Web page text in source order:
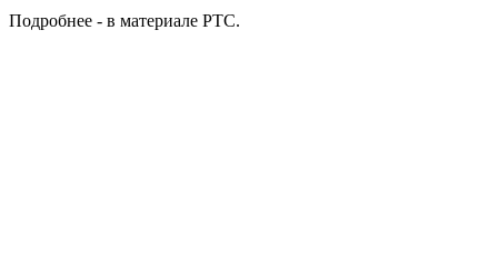
Подробнее - в материале РТС.